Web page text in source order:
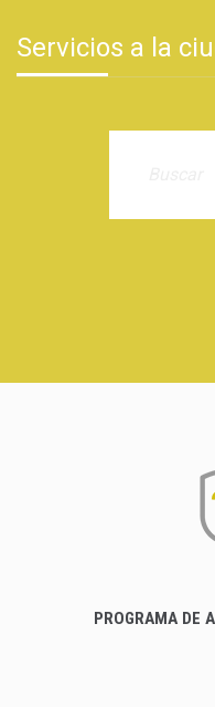
Servicios a la
PROGRAMA DE